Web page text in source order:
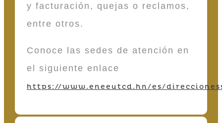
y facturación, quejas o reclamos,
entre otros.
Conoce las sedes de atención en
el siguiente enlace
https://www.eneeutcd.hn/es/